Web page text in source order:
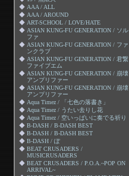
◆ AAA / ALL
◆ AAA / AROUND
◆ ART-SCHOOL / LOVE/HATE
◆ ASIAN KUNG-FU GENERATION / ソル
ファ
◆ ASIAN KUNG-FU GENERATION / ファ
ンクラブ
◆ ASIAN KUNG-FU GENERATION / 君繋
ファイブエム
◆ ASIAN KUNG-FU GENERATION / 崩壊
アンプリファー
◆ ASIAN KUNG-FU GENERATION / 崩壊
アンプリファー
◆ Aqua Timez / 「七色の落書き」
◆ Aqua Timez / うたい去りし花
◆ Aqua Timez / 空いっぱいに奏でる祈り
◆ B-DASH / B-DASH BEST
◆ B-DASH / B-DASH BEST
◆ B-DASH / ぽ
◆ BEAT CRUSADERS /
MUSICRUSADERS
◆ BEAT CRUSADERS / P.O.A.~POP ON
ARRIVAL~